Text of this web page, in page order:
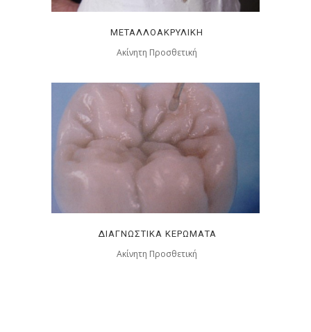
ΜΕΤΑΛΛΟΑΚΡΥΛΙΚΉ
Ακίνητη Προσθετική
ΔΙΑΓΝΩΣΤΙΚΆ ΚΕΡΏΜΑΤΑ
Ακίνητη Προσθετική